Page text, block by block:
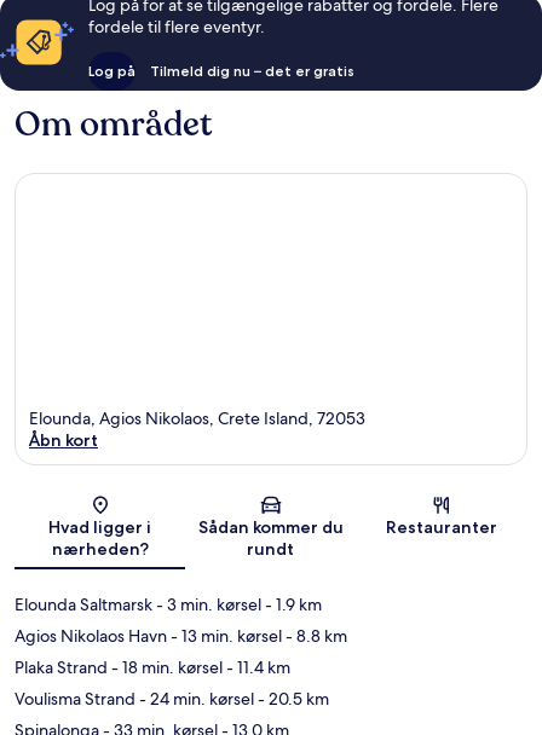
Log på for at se tilgængelige rabatter og fordele. Flere
fordele til flere eventyr.
Log på Tilmeld dig nu – det er gratis
Om området
Kort
Elounda, Agios Nikolaos, Crete Island, 72053
Åbn kort
Hvad ligger i
nærheden?
Sådan kommer du
rundt
Restauranter
Elounda Saltmarsk- 3 min. kørsel- 1.9 km
Agios Nikolaos Havn- 13 min. kørsel- 8.8 km
Plaka Strand - 18 min. kørsel- 11.4 km
Voulisma Strand - 24 min. kørsel- 20.5 km
Spinalonga- 33 min. kørsel- 13.0 km